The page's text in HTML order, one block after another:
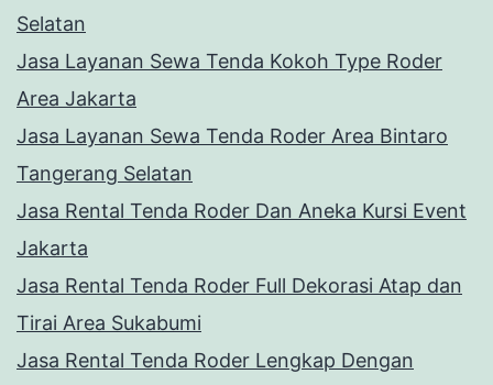
Selatan
Jasa Layanan Sewa Tenda Kokoh Type Roder
Area Jakarta
Jasa Layanan Sewa Tenda Roder Area Bintaro
Tangerang Selatan
Jasa Rental Tenda Roder Dan Aneka Kursi Event
Jakarta
Jasa Rental Tenda Roder Full Dekorasi Atap dan
Tirai Area Sukabumi
Jasa Rental Tenda Roder Lengkap Dengan